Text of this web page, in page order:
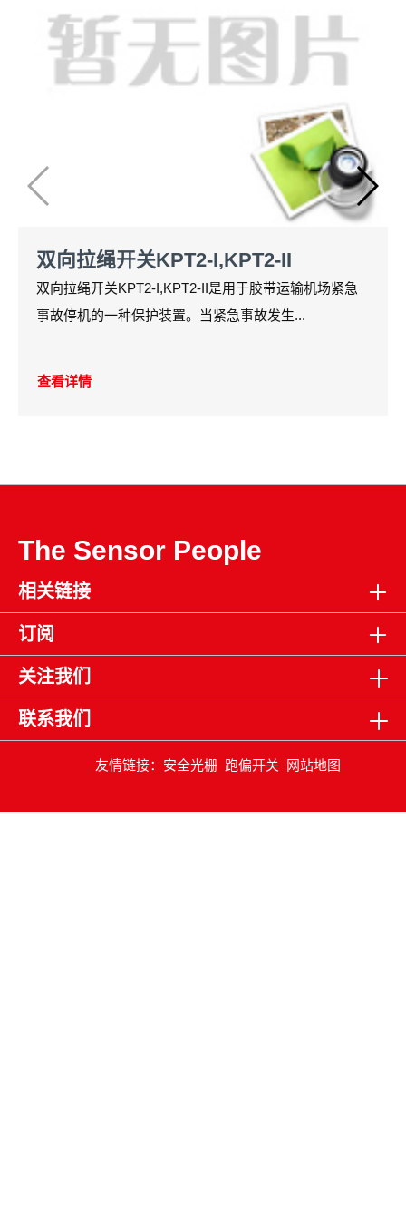
双向拉绳开关KPT2-I,KPT2-II
双向拉绳开关KPT2-I,KPT2-II是用于胶带运输机场紧急
事故停机的一种保护装置。当紧急事故发生...
查看详情
The Sensor People
相关链接
订阅
关注我们
联系我们
友情链接： 安全光栅 跑偏开关 网站地图